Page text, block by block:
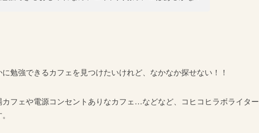
勉強できるカフェを見つけたいけれど、なかなか探せない！！
フェや電源コンセントありなカフェ…などなど、コヒコヒラボライター